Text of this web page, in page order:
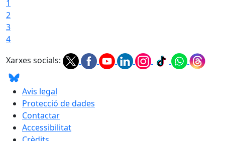
1
2
3
4
Xarxes socials:
Avis legal
Protecció de dades
Contactar
Accessibilitat